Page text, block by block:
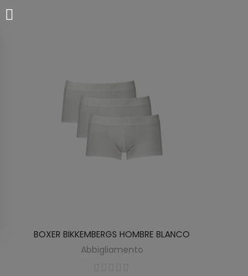
BOXER BIKKEMBERGS HOMBRE BLANCO
Abbigliamento